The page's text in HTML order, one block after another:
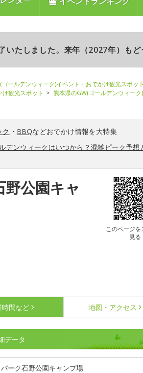
いたしました。来年（2027年）もど
ールデンウィーク)イベント・おでかけ観光スポット
観光スポット
熊本県のGW(ゴールデンウィーク
ク ・ BBQなどおでかけ情報を大特集
デンウィークはいつから？混雑ピーク予想
公園キャ
このページを
見る
時間など 地図・アクセス
データ
ーク石野公園キャンプ場